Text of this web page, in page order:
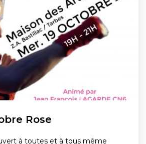
Rose
à toutes et à tous même